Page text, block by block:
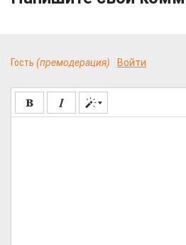
Гость (премодерация) Войти